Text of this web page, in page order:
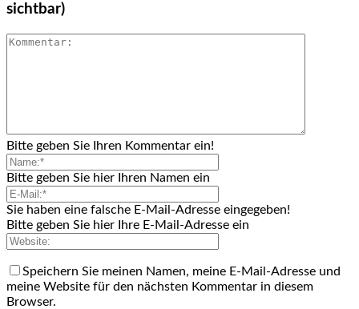
sichtbar)
Bitte geben Sie Ihren Kommentar ein!
Bitte geben Sie hier Ihren Namen ein
Sie haben eine falsche E-Mail-Adresse eingegeben!
Bitte geben Sie hier Ihre E-Mail-Adresse ein
Speichern Sie meinen Namen, meine E-Mail-Adresse und
meine Website für den nächsten Kommentar in diesem
Browser.